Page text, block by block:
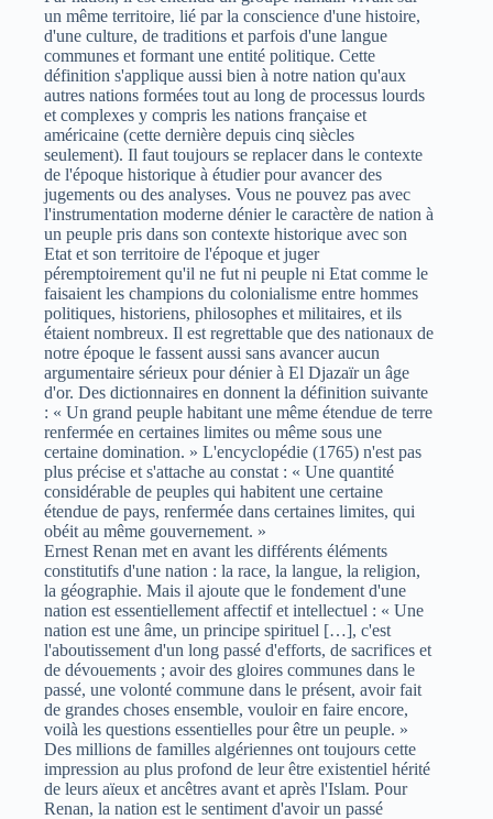
un même territoire, lié par la conscience d'une histoire,
d'une culture, de traditions et parfois d'une langue
communes et formant une entité politique. Cette
définition s'applique aussi bien à notre nation qu'aux
autres nations formées tout au long de processus lourds
et complexes y compris les nations française et
américaine (cette dernière depuis cinq siècles
seulement). Il faut toujours se replacer dans le contexte
de l'époque historique à étudier pour avancer des
jugements ou des analyses. Vous ne pouvez pas avec
l'instrumentation moderne dénier le caractère de nation à
un peuple pris dans son contexte historique avec son
Etat et son territoire de l'époque et juger
péremptoirement qu'il ne fut ni peuple ni Etat comme le
faisaient les champions du colonialisme entre hommes
politiques, historiens, philosophes et militaires, et ils
étaient nombreux. Il est regrettable que des nationaux de
notre époque le fassent aussi sans avancer aucun
argumentaire sérieux pour dénier à El Djazaïr un âge
d'or. Des dictionnaires en donnent la définition suivante
: « Un grand peuple habitant une même étendue de terre
renfermée en certaines limites ou même sous une
certaine domination. » L'encyclopédie (1765) n'est pas
plus précise et s'attache au constat : « Une quantité
considérable de peuples qui habitent une certaine
étendue de pays, renfermée dans certaines limites, qui
obéit au même gouvernement. »
Ernest Renan met en avant les différents éléments
constitutifs d'une nation : la race, la langue, la religion,
la géographie. Mais il ajoute que le fondement d'une
nation est essentiellement affectif et intellectuel : « Une
nation est une âme, un principe spirituel […], c'est
l'aboutissement d'un long passé d'efforts, de sacrifices et
de dévouements ; avoir des gloires communes dans le
passé, une volonté commune dans le présent, avoir fait
de grandes choses ensemble, vouloir en faire encore,
voilà les questions essentielles pour être un peuple. »
Des millions de familles algériennes ont toujours cette
impression au plus profond de leur être existentiel hérité
de leurs aïeux et ancêtres avant et après l'Islam. Pour
Renan, la nation est le sentiment d'avoir un passé